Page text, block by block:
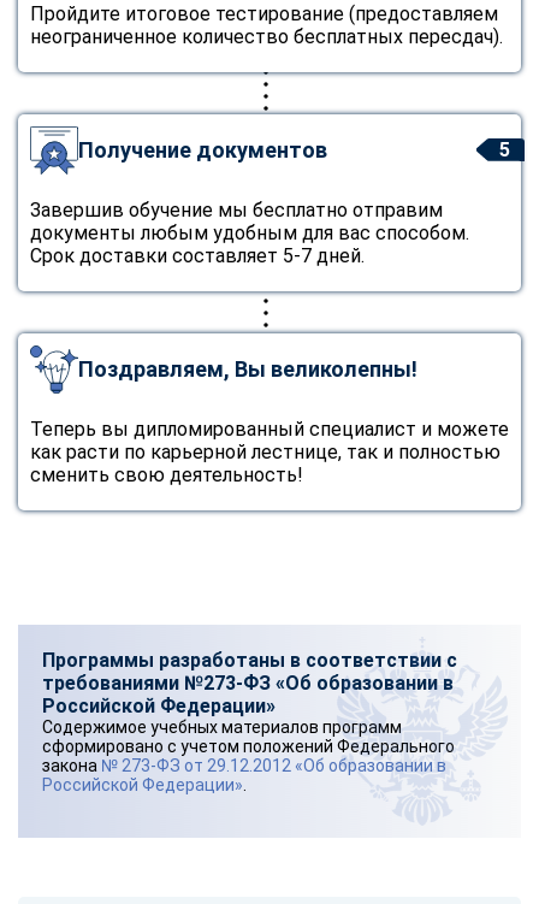
Пройдите итоговое тестирование (предоставляем
неограниченное количество бесплатных пересдач).
5
Получение документов
Завершив обучение мы бесплатно отправим
документы любым удобным для вас способом.
Срок доставки составляет 5-7 дней.
Поздравляем, Вы великолепны!
Теперь вы дипломированный специалист и можете
как расти по карьерной лестнице, так и полностью
сменить свою деятельность!
Программы разработаны в соответствии с
требованиями №273-ФЗ «Об образовании в
Российской Федерации»
Содержимое учебных материалов программ
сформировано с учетом положений Федерального
закона № 273-ФЗ от 29.12.2012 «Об образовании в
Российской Федерации»